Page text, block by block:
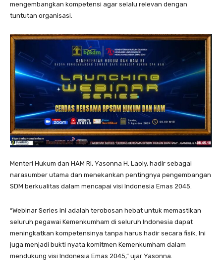
mengembangkan kompetensi agar selalu relevan dengan
tuntutan organisasi.
Menteri Hukum dan HAM RI, Yasonna H. Laoly, hadir sebagai
narasumber utama dan menekankan pentingnya pengembangan
SDM berkualitas dalam mencapai visi Indonesia Emas 2045.
“Webinar Series ini adalah terobosan hebat untuk memastikan
seluruh pegawai Kemenkumham di seluruh Indonesia dapat
meningkatkan kompetensinya tanpa harus hadir secara fisik. Ini
juga menjadi bukti nyata komitmen Kemenkumham dalam
mendukung visi Indonesia Emas 2045,” ujar Yasonna.